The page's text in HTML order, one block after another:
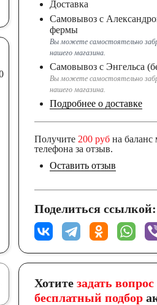
Доставка
Самовывоз с
фермы
Вы можете самостоятельно
нашего магазина.
Самовывоз с Энгельса
Вы можете самостоятельно
нашего магазина.
Подробнее о доставке
Получите 200 рубна баланс
телефона за отзыв.
Оставить отзыв
Поделиться ссылкой:
Хотите задать вопрос
бесплатный подбор